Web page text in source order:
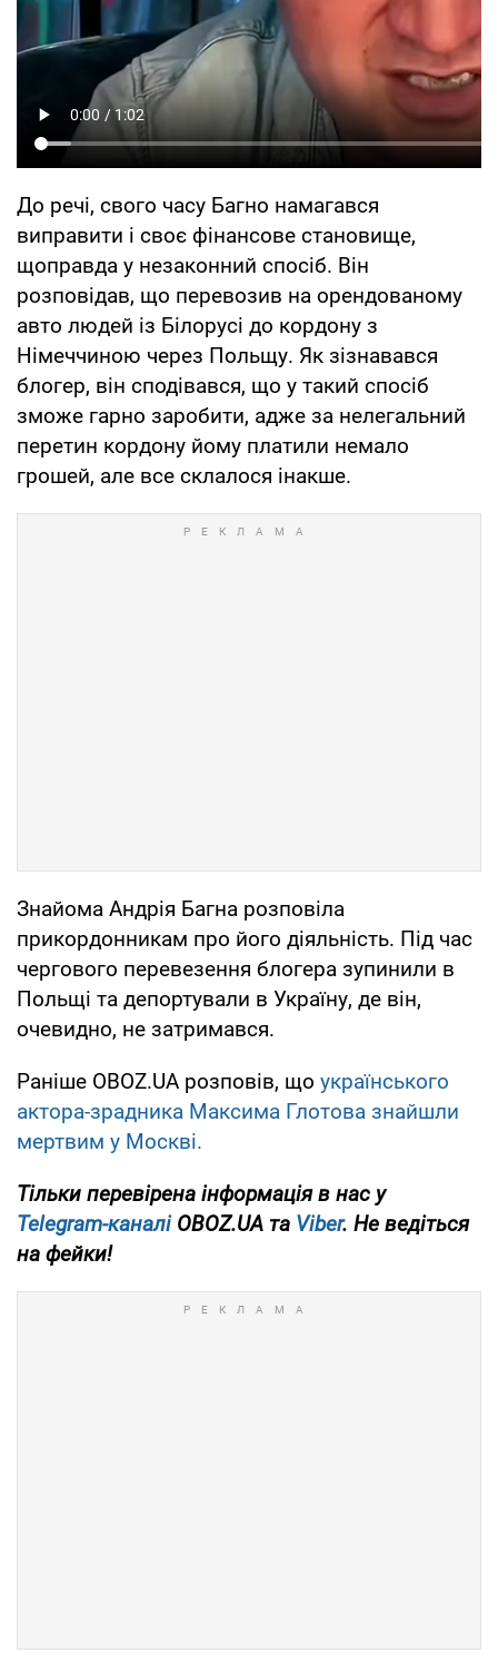
До речі, свого часу Багно намагався
виправити і своє фінансове становище,
щоправда у незаконний спосіб. Він
розповідав, що перевозив на орендованому
авто людей із Білорусі до кордону з
Німеччиною через Польщу. Як зізнавався
блогер, він сподівався, що у такий спосіб
зможе гарно заробити, адже за нелегальний
перетин кордону йому платили немало
грошей, але все склалося інакше.
Знайома Андрія Багна розповіла
прикордонникам про його діяльність. Під час
чергового перевезення блогера зупинили в
Польщі та депортували в Україну, де він,
очевидно, не затримався.
Раніше OBOZ.UA розповів, що українського
актора-зрадника Максима Глотова знайшли
мертвим у Москві.
Тільки перевірена інформація в нас у
Telegram-каналіOBOZ.UA та Viber. Не ведіться
на фейки!